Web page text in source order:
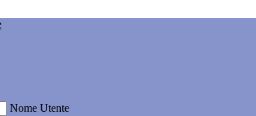
Nome Utente